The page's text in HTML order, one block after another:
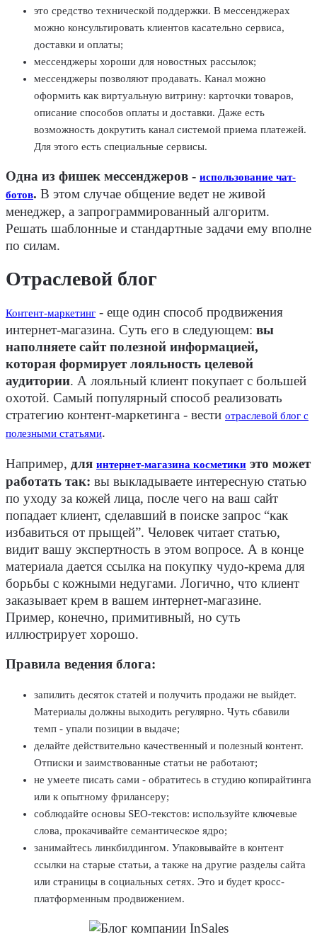
это средство технической поддержки. В мессенджерах
можно консультировать клиентов касательно сервиса,
доставки и оплаты;
мессенджеры хороши для новостных рассылок;
мессенджеры позволяют продавать. Канал можно
оформить как виртуальную витрину: карточки товаров,
описание способов оплаты и доставки. Даже есть
возможность докрутить канал системой приема платежей.
Для этого есть специальные сервисы.
Одна из фишек мессенджеров - использование чат-
ботов. В этом случае общение ведет не живой
менеджер, а запрограммированный алгоритм.
Решать шаблонные и стандартные задачи ему вполне
по силам.
Отраслевой блог
Контент-маркетинг - еще один способ продвижения
интернет-магазина. Суть его в следующем: вы
наполняете сайт полезной информацией,
которая формирует лояльность целевой
аудитории. А лояльный клиент покупает с большей
охотой. Самый популярный способ реализовать
стратегию контент-маркетинга - вести отраслевой блог с
полезными статьями.
Например, для интернет-магазина косметики это может
работать так: вы выкладываете интересную статью
по уходу за кожей лица, после чего на ваш сайт
попадает клиент, сделавший в поиске запрос “как
избавиться от прыщей”. Человек читает статью,
видит вашу экспертность в этом вопросе. А в конце
материала дается ссылка на покупку чудо-крема для
борьбы с кожными недугами. Логично, что клиент
заказывает крем в вашем интернет-магазине.
Пример, конечно, примитивный, но суть
иллюстрирует хорошо.
Правила ведения блога:
запилить десяток статей и получить продажи не выйдет.
Материалы должны выходить регулярно. Чуть сбавили
темп - упали позиции в выдаче;
делайте действительно качественный и полезный контент.
Отписки и заимствованные статьи не работают;
не умеете писать сами - обратитесь в студию копирайтинга
или к опытному фрилансеру;
соблюдайте основы SEO-текстов: используйте ключевые
слова, прокачивайте семантическое ядро;
занимайтесь линкбилдингом. Упаковывайте в контент
ссылки на старые статьи, а также на другие разделы сайта
или страницы в социальных сетях. Это и будет кросс-
платформенным продвижением.